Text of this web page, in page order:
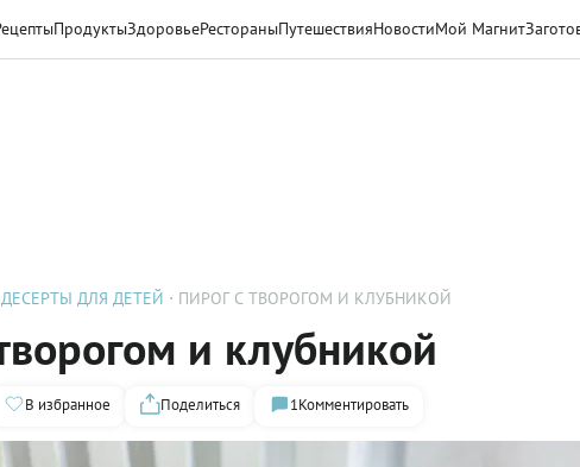
ПродуктыЗдоровьеРестораныПутешествияНовостиМой Магнит
ДЕСЕРТЫ ДЛЯ ДЕТЕЙ ПИРОГ С ТВОРОГОМ И КЛУБНИКОЙ
и клубникой
В избранное Поделиться 1Комментировать